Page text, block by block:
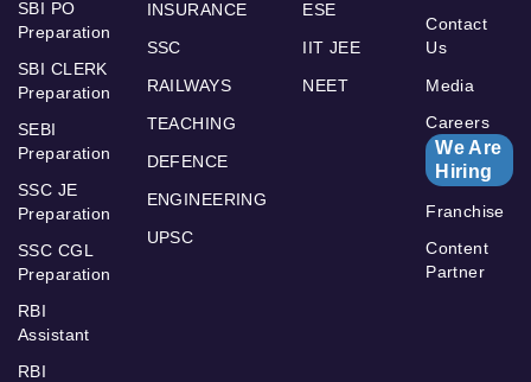
SBI PO
Preparation
SBI CLERK
Preparation
SEBI
Preparation
SSC JE
Preparation
SSC CGL
Preparation
RBI
Assistant
RBI
INSURANCE
SSC
RAILWAYS
TEACHING
DEFENCE
ENGINEERING
UPSC
ESE
IIT JEE
NEET
Contact
Us
Media
Careers
We Are
Hiring
Franchise
Content
Partner